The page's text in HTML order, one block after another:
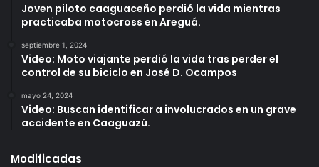
Joven piloto caaguaceño perdió la vida mientras
practicaba motocross en Areguá.
septiembre 1, 2024
Video: Moto viajante perdió la vida tras perder el
control de su biciclo en José D. Ocampos
mayo 24, 2024
Video: Buscan identificar a involucrados en un grave
accidente en Caaguazú.
Modificadas